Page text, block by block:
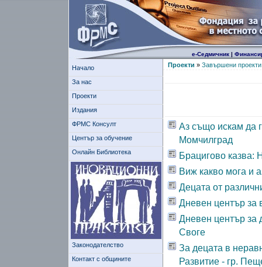
е-Седмичник|
Начало
За нас
Проекти
Издания
ФРМС Консулт
Център за обучение
Онлайн Библиотека
Законодателство
Контакт с общините
Проекти » Завършени проекти
Аз също искам да
Момчилград
Брацигово казва:
Виж какво мога и
Децата от
Дневен център за
Дневен център за
Своге
За децата в
Развитие - гр.